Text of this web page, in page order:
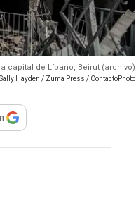
capital de Líbano, Beirut (archivo)
Hayden / Zuma Press / ContactoPhoto
compartir